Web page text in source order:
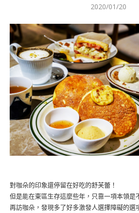
2020/01/20
對咖朵的印象還停留在好吃的舒芙蕾！
但是能在東區生存這麼些年，只靠一項本領是
再訪咖朵，發現多了好多激發人選擇障礙的選